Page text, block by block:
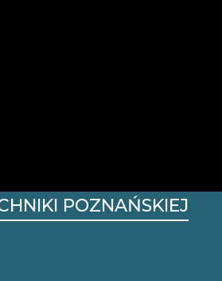
POZNAŃSKIEJ